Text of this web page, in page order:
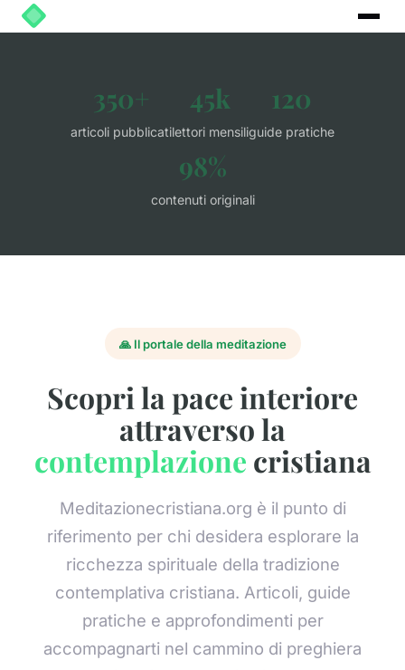
350+
articoli pubblicati
45k
lettori mensili
120
guide pratiche
98%
contenuti originali
🙏 Il portale della meditazione
Scopri la pace interiore
attraverso la
contemplazione cristiana
Meditazionecristiana.org è il punto di
riferimento per chi desidera esplorare la
ricchezza spirituale della tradizione
contemplativa cristiana. Articoli, guide
pratiche e approfondimenti per
accompagnarti nel cammino di preghiera